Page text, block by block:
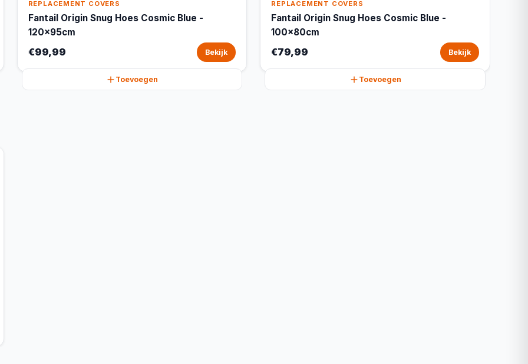
REPLACEMENT COVERS
Fantail Origin Snug Hoes Cosmic Blue -
120x95cm
€99,99 Bekijk
Toevoegen
REPLACEMENT COVERS
Fantail Origin Snug Hoes Cosmic Blue -
100x80cm
€79,99 Bekijk
Toevoegen